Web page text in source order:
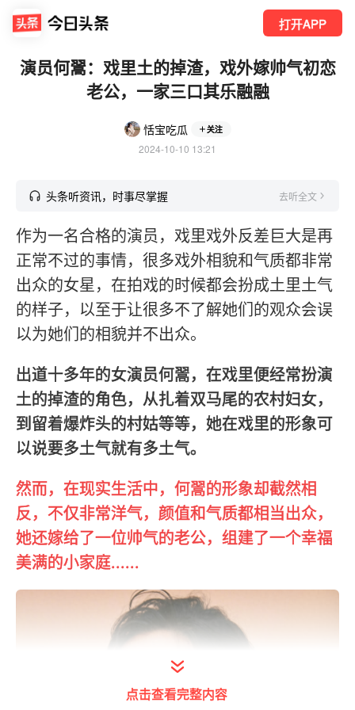
打开APP
演员何翯：戏里土的掉渣，戏外嫁帅气初恋
老公，一家三口其乐融融
恬宝吃瓜 关注
2024-10-10 13:21
头条听资讯，时事尽掌握 去听全文
作为一名合格的演员，戏里戏外反差巨大是再
正常不过的事情，很多戏外相貌和气质都非常
出众的女星，在拍戏的时候都会扮成土里土气
的样子，以至于让很多不了解她们的观众会误
以为她们的相貌并不出众。
出道十多年的女演员何翯，在戏里便经常扮演
土的掉渣的角色，从扎着双马尾的农村妇女，
到留着爆炸头的村姑等等，她在戏里的形象可
以说要多土气就有多土气。
然而，在现实生活中，何翯的形象却截然相
反，不仅非常洋气，颜值和气质都相当出众，
她还嫁给了一位帅气的老公，组建了一个幸福
美满的小家庭......
点击查看完整内容